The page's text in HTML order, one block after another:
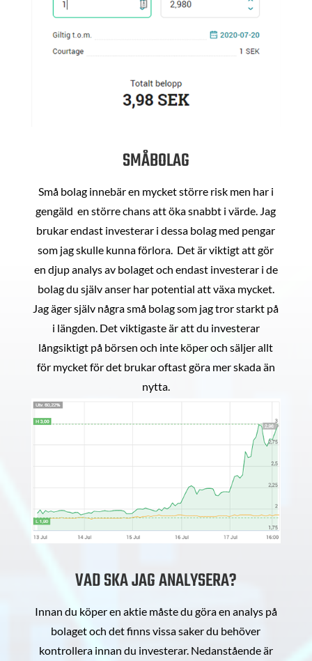
SMÅBOLAG
Små bolag innebär en mycket större risk men har i
gengäld en större chans att öka snabbt i värde. Jag
brukar endast investerar i dessa bolag med pengar
som jag skulle kunna förlora. Det är viktigt att gör
en djup analys av bolaget och endast investerar i de
bolag du själv anser har potential att växa mycket.
Jag äger själv några små bolag som jag tror starkt på
i längden. Det viktigaste är att du investerar
långsiktigt på börsen och inte köper och säljer allt
för mycket för det brukar oftast göra mer skada än
nytta.
VAD SKA JAG ANALYSERA?
Innan du köper en aktie måste du göra en analys på
bolaget och det finns vissa saker du behöver
kontrollera innan du investerar. Nedanstående är